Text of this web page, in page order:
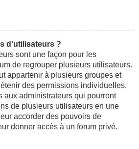
d’utilisateurs ?
sont une façon pour les
de regrouper plusieurs utilisateurs.
appartenir à plusieurs groupes et
des permissions individuelles.
aux administrateurs qui pourront
de plusieurs utilisateurs en une
accorder des pouvoirs de
donner accès à un forum privé.